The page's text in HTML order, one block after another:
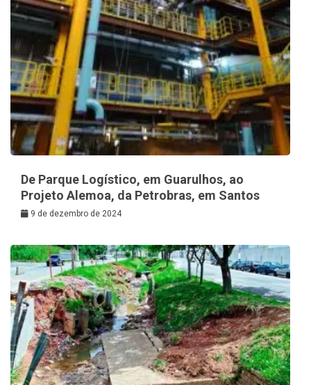
De Parque Logístico, em Guarulhos, ao
Projeto Alemoa, da Petrobras, em Santos
9 de dezembro de 2024